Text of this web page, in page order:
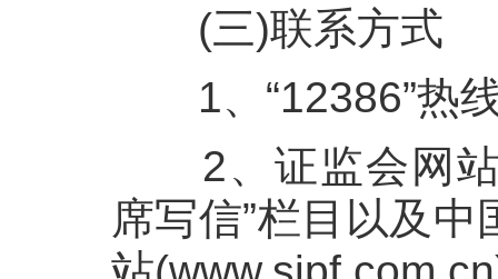
(三)联系方式
1、“12386”热
2、证监会网
席写信”栏目以及